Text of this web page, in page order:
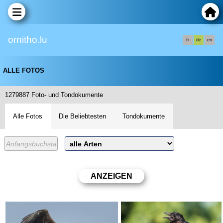
ornitho.lu fr de en
ALLE FOTOS
1279887 Foto- und Tondokumente
Alle Fotos Die Beliebtesten Tondokumente